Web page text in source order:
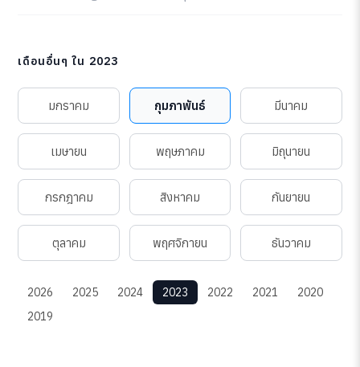
เดือนอื่นๆ ใน 2023
มกราคม กุมภาพันธ์ มีนาคม
เมษายน พฤษภาคม มิถุนายน
กรกฎาคม สิงหาคม กันยายน
ตุลาคม พฤศจิกายน ธันวาคม
2026 2025 2024 2023 2022 2021
2020
2019